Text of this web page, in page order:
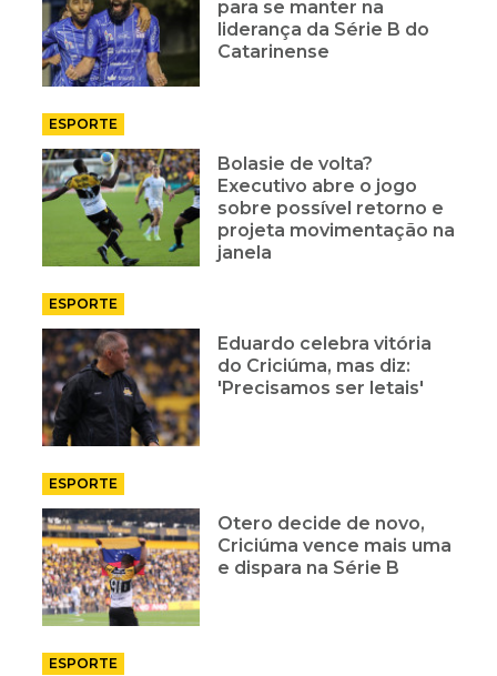
para se manter na
liderança da Série B do
Catarinense
ESPORTE
Bolasie de volta?
Executivo abre o jogo
sobre possível retorno e
projeta movimentação na
janela
ESPORTE
Eduardo celebra vitória
do Criciúma, mas diz:
'Precisamos ser letais'
ESPORTE
Otero decide de novo,
Criciúma vence mais uma
e dispara na Série B
ESPORTE